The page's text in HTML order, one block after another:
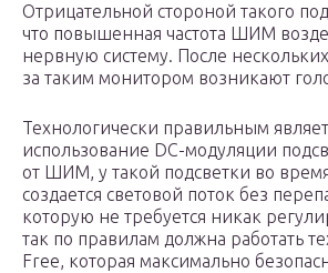
Отрицательной стороной такого
что повышенная частота ШИМ
нервную систему. После
за таким монитором возникают
Технологически правильным
использование DC-модуляции
от ШИМ, у такой подсветки во
создается световой поток без
которую не требуется никак
так по правилам должна работать
Free, которая максимально